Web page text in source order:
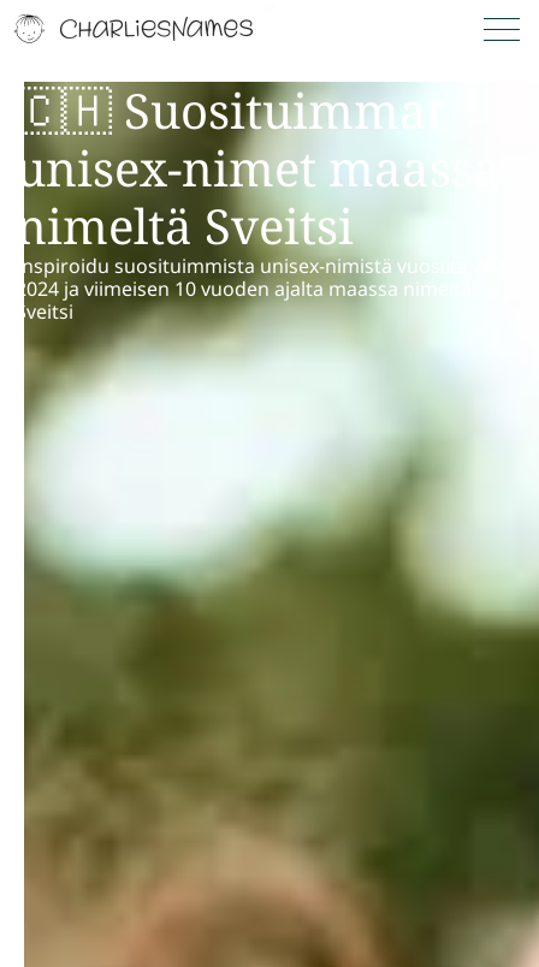
🇨🇭 Suosituimmat
unisex-nimet maassa
nimeltä Sveitsi
Inspiroidu suosituimmista unisex-nimistä vuosilta 2025,
2024 ja viimeisen 10 vuoden ajalta maassa nimeltä
Sveitsi